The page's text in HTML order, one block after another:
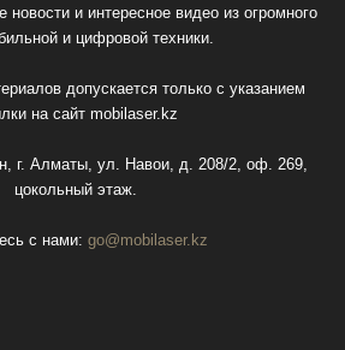
новости и интересное видео из огромного
и цифровой техники.
допускается только с указанием
на сайт mobilaser.kz
г. Алматы, ул. Навои, д. 208/2, оф. 269,
цокольный этаж.
с нами: go@mobilaser.kz